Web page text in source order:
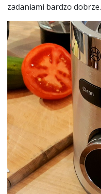
zadaniami bardzo dobrze.